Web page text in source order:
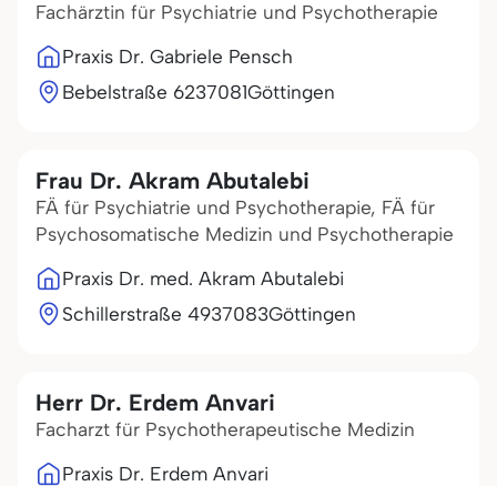
Fachärztin für Psychiatrie und Psychotherapie
Praxis Dr. Gabriele Pensch
Bebelstraße 6237081Göttingen
Frau Dr. Akram Abutalebi
FÄ für Psychiatrie und Psychotherapie, FÄ für
Psychosomatische Medizin und Psychotherapie
Praxis Dr. med. Akram Abutalebi
Schillerstraße 4937083Göttingen
Herr Dr. Erdem Anvari
Facharzt für Psychotherapeutische Medizin
Praxis Dr. Erdem Anvari